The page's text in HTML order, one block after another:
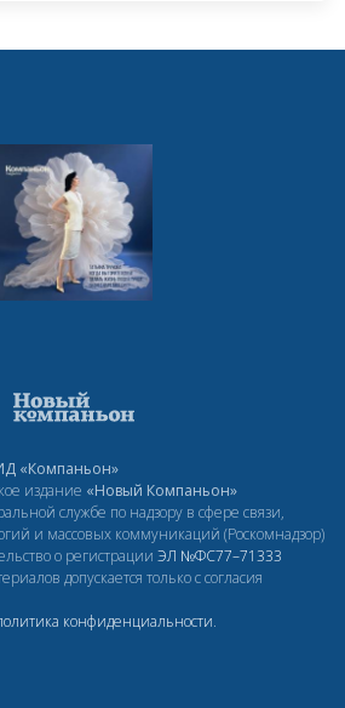
«Компаньон»
издание «Новый Компаньон»
службе по надзору в сфере связи,
и массовых коммуникаций (Роскомнадзор)
о регистрации ЭЛ №ФС77–71333
допускается только с согласия
конфиденциальности.